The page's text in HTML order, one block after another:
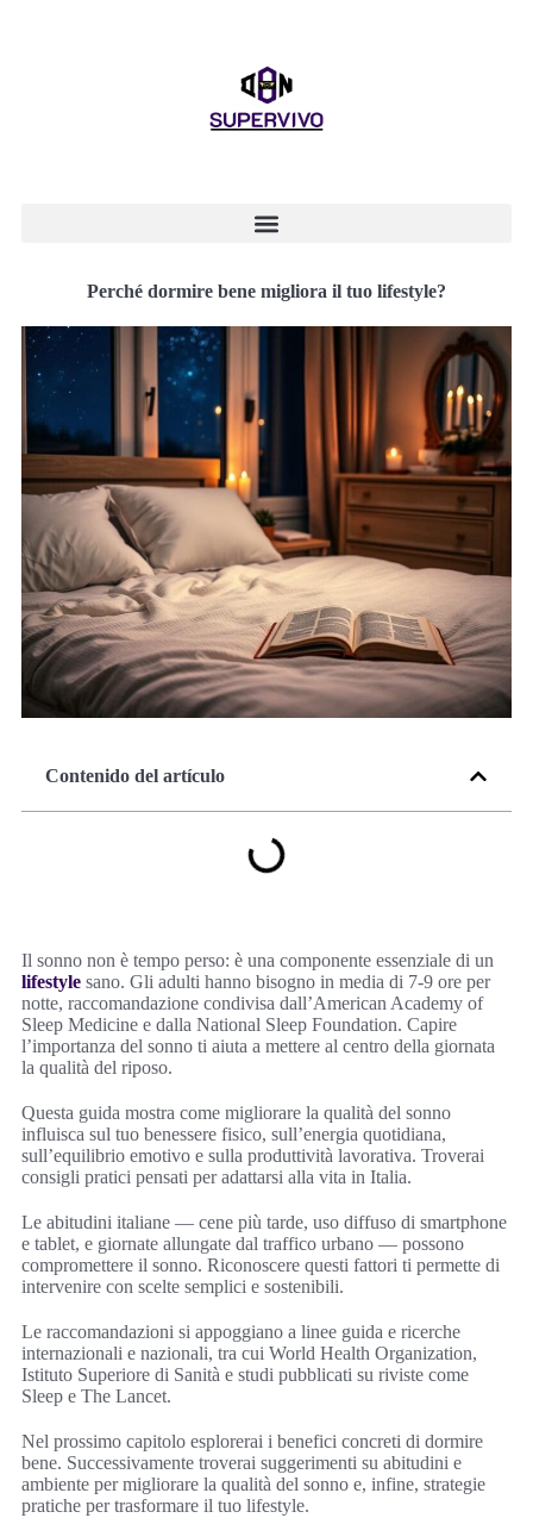
Perché dormire bene migliora il tuo lifestyle?
Contenido del artículo
Il sonno non è tempo perso: è una componente essenziale di un
lifestyle sano. Gli adulti hanno bisogno in media di 7-9 ore per
notte, raccomandazione condivisa dall’American Academy of
Sleep Medicine e dalla National Sleep Foundation. Capire
l’importanza del sonno ti aiuta a mettere al centro della giornata
la qualità del riposo.
Questa guida mostra come migliorare la qualità del sonno
influisca sul tuo benessere fisico, sull’energia quotidiana,
sull’equilibrio emotivo e sulla produttività lavorativa. Troverai
consigli pratici pensati per adattarsi alla vita in Italia.
Le abitudini italiane — cene più tarde, uso diffuso di smartphone
e tablet, e giornate allungate dal traffico urbano — possono
compromettere il sonno. Riconoscere questi fattori ti permette di
intervenire con scelte semplici e sostenibili.
Le raccomandazioni si appoggiano a linee guida e ricerche
internazionali e nazionali, tra cui World Health Organization,
Istituto Superiore di Sanità e studi pubblicati su riviste come
Sleep e The Lancet.
Nel prossimo capitolo esplorerai i benefici concreti di dormire
bene. Successivamente troverai suggerimenti su abitudini e
ambiente per migliorare la qualità del sonno e, infine, strategie
pratiche per trasformare il tuo lifestyle.